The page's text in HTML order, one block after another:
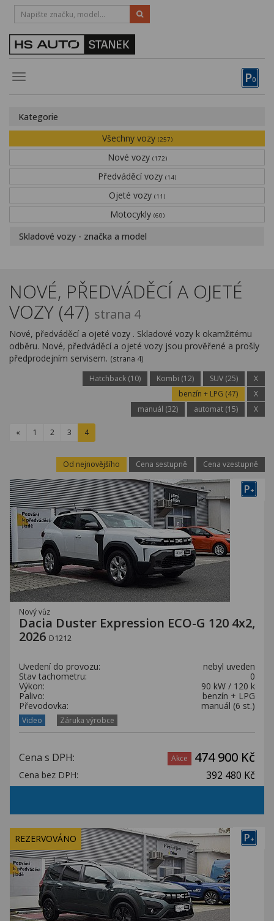
P0
Toggle
HOTLINE:
STRAKONICE-383 335 366
Obytné vozy
Financování
Novinky
Kontakty
Kategorie
Všechny vozy (257)
Nové vozy (172)
Předváděcí vozy (14)
Ojeté vozy (11)
Motocykly (60)
Skladové vozy - značka a model
NOVÉ, PŘEDVÁDĚCÍ A OJETÉ
VOZY (47) strana 4
Nové, předváděcí a ojeté vozy . Skladové vozy k okamžitému
odběru. Nové, předváděcí a ojeté vozy jsou prověřené a prošly
předprodejním servisem. (strana 4)
Hatchback (10) Kombi (12) SUV (25)
X
benzín + LPG (47)
X
manuál (32)
automat (15) X
« 1 2 3 4
Od nejnovějšího Cena sestupně Cena vzestupně
P+
Nový vůz
Dacia Duster Expression ECO-G 120 4x2,
2026 D1212
Uvedení do provozu:
nebyl uveden
Stav tachometru:
0
Výkon:
90 kW / 120 k
Palivo:
benzín + LPG
Převodovka:
manuál (6 st.)
Video Záruka výrobce
Cena s DPH: Akce 474 900 Kč
Cena bez DPH: 392 480 Kč
P+
REZERVOVÁNO